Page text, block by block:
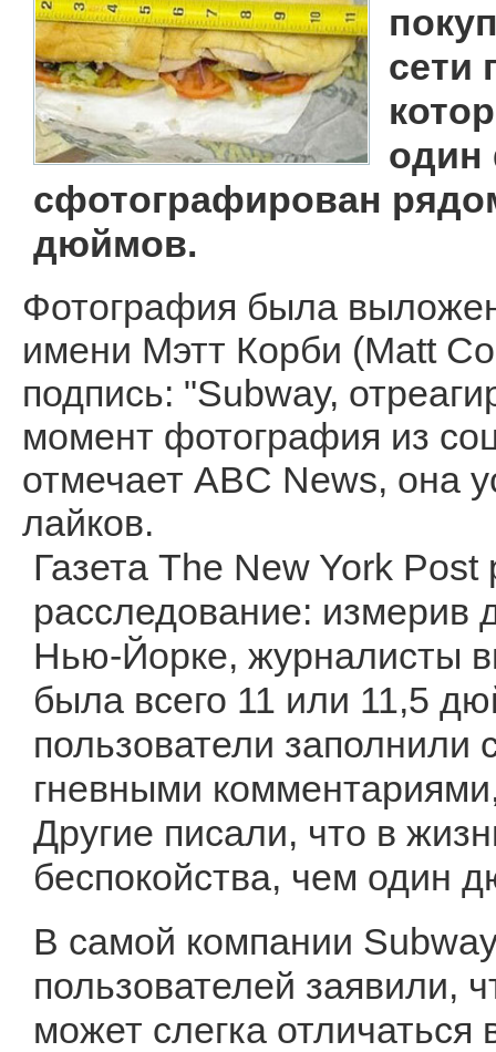
сети
один
сфотографирован
дюймов.
Фотография была
имени Мэтт Корби (Matt
подпись: "Subway,
момент фотография из
отмечает ABC News, она
лайков.
Газета The New York
расследование: измерив
Нью-Йорке, журналисты
была всего 11 или 11,5
пользователи заполнили
гневными
Другие писали, что в
беспокойства, чем один
В самой компании
пользователей заявили,
может слегка отличаться